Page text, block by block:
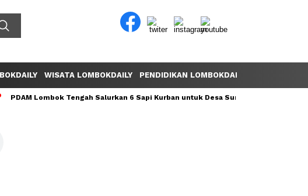
WISATA LOMBOKDAILY PENDIDIKAN LOMBOKDAILY
PDAM Lombok Tengah Salurkan 6 Sapi Kurban untuk Desa Sumber Mata Air